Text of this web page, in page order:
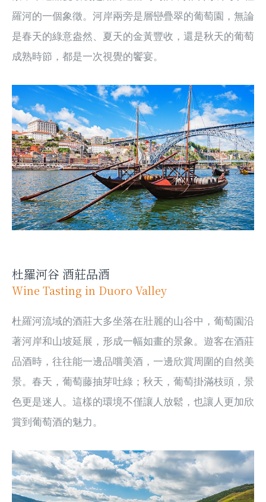
羅河的一個象徵。河岸兩旁是層巒疊翠的葡萄園，無論
是春天的綠意盎然、夏天的金黃豐收，還是秋天的葡萄
成熟時節，都是一次視覺的饗宴。
杜羅河谷 酒莊品酒
Wine Tasting in Duoro Valley
杜羅河流域的酒莊大多坐落在壯麗的山谷中，葡萄園沿
著河岸和山坡延展，形成一幅如畫的景象。遊客在酒莊
品酒時，往往能一邊品嚐美酒，一邊欣賞周圍的自然美
景。春天，葡萄藤抽芽吐綠；秋天，葡萄掛滿枝頭，景
色更是迷人。這樣的環境不僅讓人放鬆，也讓人更加欣
賞到葡萄酒的魅力。